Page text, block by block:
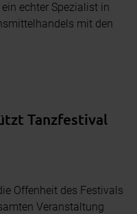
echter Spezialist in
mit den
Tanzfestival
Offenheit des Festivals
Veranstaltung